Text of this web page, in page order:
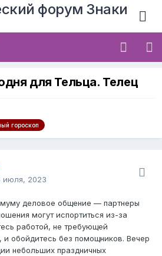
форум Знаки
для Тельца. Телец
гороскоп
июля, 2023
деловое общение — партнеры
могут испортиться из-за
работой, не требующей
и обойдитесь без помощников. Вечер
небольших праздничных